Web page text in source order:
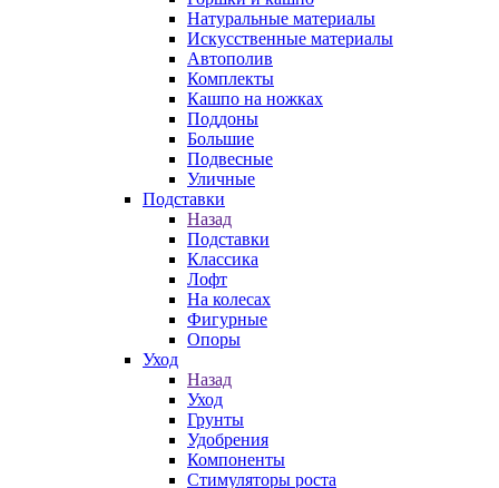
Натуральные материалы
Искусственные материалы
Автополив
Комплекты
Кашпо на ножках
Поддоны
Большие
Подвесные
Уличные
Подставки
Назад
Подставки
Классика
Лофт
На колесах
Фигурные
Опоры
Уход
Назад
Уход
Грунты
Удобрения
Компоненты
Стимуляторы роста